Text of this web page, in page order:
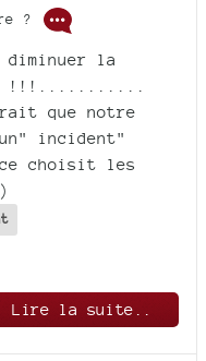
?
diminuer la
!!!...........
que notre
un" incident"
choisit les
Lire la suite..